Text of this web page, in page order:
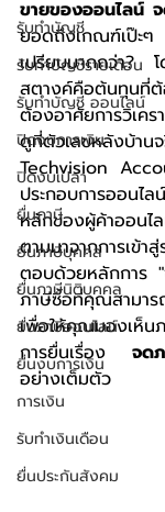
รับทำบัญชี
รับทำบัญชีรายเดือน
รับทำบัญชี ออนไลน์
ปิดงบการเงิน
ปิดงบเปล่า
ยื่นภาษี
ยื่นภาษีบุคคล
ยื่นภาษีนิติบุคคล
ยื่นภาษีออนไลน์
ยื่นงบการเงิน
การเงิน
รับทำเงินเดือน
ยื่นประกันสังคม
ขายของออนไลน์
ยอดถึงเกณฑ์เป๊ะๆ
เปรียบมากกว่า?
สตางค์คือต้นทุนที่ต้
ต้องอาศัยการวิเค
ดูที่ตัวเลขหลังบ้าน
Techvision
ประกอบการออนไ
หลักของผู้ค้าออนไ
ตามมาจากการเข้
ตอบด้วยหลักการ
ภาษีซื้อที่คุณสามา
เพื่อให้คุณมองเห็น
การยื่นเรื่อง จด
อย่างเต็มตัว